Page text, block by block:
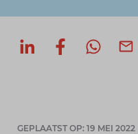
Deel op LinkedIn
Deel op
GEPLAATST OP: 19 MEI 2022